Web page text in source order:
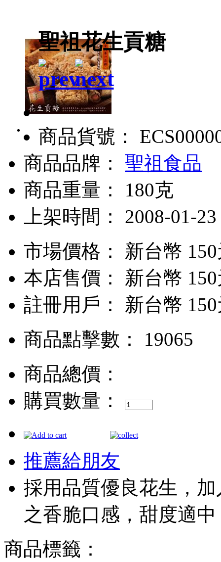
聖祖花生貢糖
商品貨號：
商品品牌： 聖祖食品
商品重量： 180克
上架時間： 2008-01-23
市場價格： 新台幣
本店售價： 新台幣
註冊用戶： 新台幣
商品點擊數： 19065
商品總價：
購買數量：
推薦給朋友
採用品質優良花生，
之香脆口感，甜度適
商品標籤：